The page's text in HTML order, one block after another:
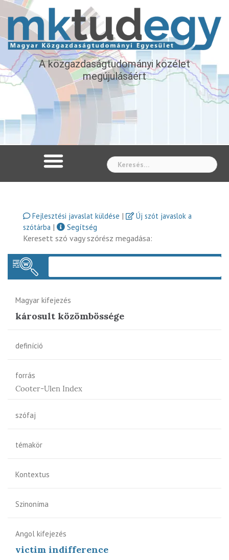
A közgazdaságtudományi közélet
megújulásáért
Fejlesztési javaslat küldése |
Új szót javaslok a
szótárba |
Segítség
Keresett szó vagy szórész megadása:
Magyar kifejezés
károsult közömbössége
definíció
forrás
Cooter-Ulen Index
szófaj
témakör
Kontextus
Szinoníma
Angol kifejezés
victim indifference